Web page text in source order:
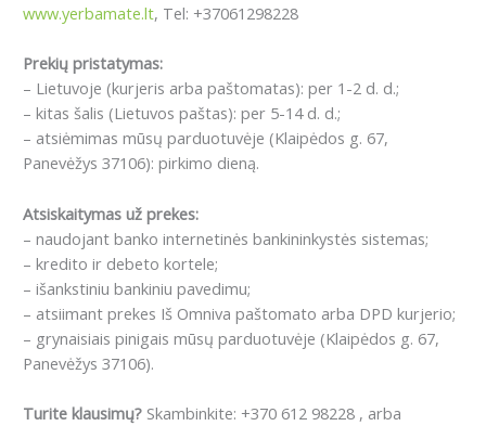
www.yerbamate.lt, Tel: +37061298228
Prekių pristatymas:
– Lietuvoje (kurjeris arba paštomatas): per 1-2 d. d.;
– kitas šalis (Lietuvos paštas): per 5-14 d. d.;
– atsiėmimas mūsų parduotuvėje (Klaipėdos g. 67,
Panevėžys 37106): pirkimo dieną.
Atsiskaitymas už prekes:
– naudojant banko internetinės bankininkystės sistemas;
– kredito ir debeto kortele;
– išankstiniu bankiniu pavedimu;
– atsiimant prekes Iš Omniva paštomato arba DPD kurjerio;
– grynaisiais pinigais mūsų parduotuvėje (Klaipėdos g. 67,
Panevėžys 37106).
Turite klausimų? Skambinkite: +370 612 98228 , arba